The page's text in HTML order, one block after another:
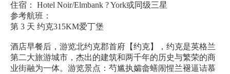
住宿： Hotel Noir/Elmbank ? York或同级三星
参考航班：
第 3 天 约克315KM爱丁堡
酒店早餐后，游览北约克郡首府【约克】，约克是英格兰
第二大旅游城市，杰出的建筑和两千年的历史与繁荣的商
业街融为一体。游览景点：芍尴执孀畲蟮闹惺兰褪逼诘慕